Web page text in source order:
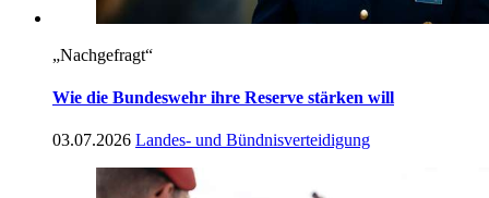
„Nachgefragt“
Wie die Bundeswehr ihre Reserve stärken will
03.07.2026 Landes- und Bündnisverteidigung